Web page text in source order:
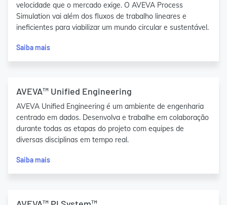
velocidade que o mercado exige. O AVEVA Process
Simulation vai além dos fluxos de trabalho lineares e
ineficientes para viabilizar um mundo circular e sustentável.
Saiba mais
AVEVA™ Unified Engineering
AVEVA Unified Engineering é um ambiente de engenharia
centrado em dados. Desenvolva e trabalhe em colaboração
durante todas as etapas do projeto com equipes de
diversas disciplinas em tempo real.
Saiba mais